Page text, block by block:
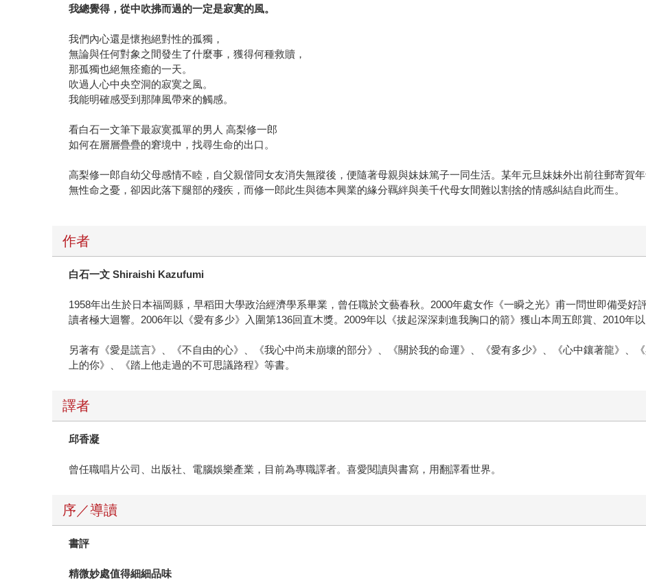
我總覺得，從中吹拂而過的一定是寂寞的風。
我們內心還是懷抱絕對性的孤獨，
無論與任何對象之間發生了什麼事，獲得何種救贖，
那孤獨也絕無痊癒的一天。
吹過人心中央空洞的寂寞之風。
我能明確感受到那陣風帶來的觸感。
看白石一文筆下最寂寞孤單的男人 高梨修一郎
如何在層層疊疊的窘境中，找尋生命的出口。
高梨修一郎自幼父母感情不睦，自父親偕同女友消失無蹤後，便隨著母親與妹妹篤子一同生活。某年元旦妹妹外出前往郵寄賀
無性命之憂，卻因此落下腿部的殘疾，而修一郎此生與德本興業的緣分羈絆與美千代母女間難以割捨的情感糾結自此而生。
作者
白石一文 Shiraishi Kazufumi
1958年出生於日本福岡縣，早稻田大學政治經濟學系畢業，曾任職於文藝春秋。2000年處女作《一瞬之光》甫一問世即備受好
讀者極大迴響。2006年以《愛有多少》入圍第136回直木獎。2009年以《拔起深深刺進我胸口的箭》獲山本周五郎賞、2010年
另著有《愛是謊言》、《不自由的心》、《我心中尚未崩壞的部分》、《關於我的命運》、《愛有多少》、《心中鑲著龍》、
上的你》、《踏上他走過的不可思議路程》等書。
譯者
邱香凝
曾任職唱片公司、出版社、電腦娛樂產業，目前為專職譯者。喜愛閱讀與書寫，用翻譯看世界。
序／導讀
書評
精微妙處值得細細品味